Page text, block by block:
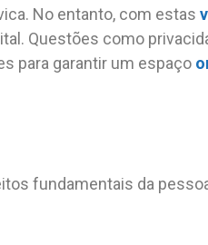
No entanto, com estas
Questões como
para garantir um espaço
fundamentais da